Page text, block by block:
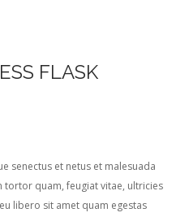
FLASK
senectus et netus et malesuada
tortor quam, feugiat vitae, ultricies
libero sit amet quam egestas